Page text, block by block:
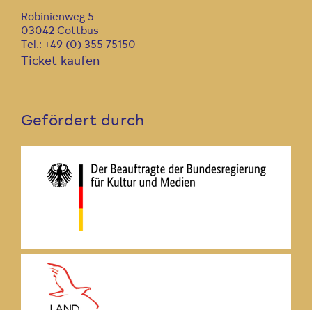
Robinienweg 5
03042 Cottbus
Tel.: +49 (0) 355 75150
Ticket kaufen
Gefördert durch